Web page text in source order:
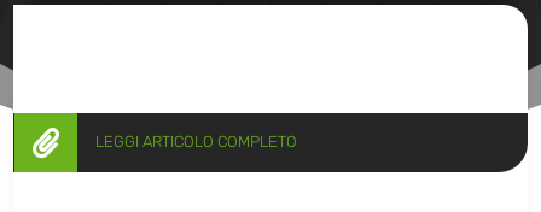
 LEGGI ARTICOLO COMPLETO